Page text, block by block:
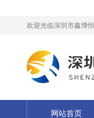
欢迎光临深圳市鑫博
网站首页